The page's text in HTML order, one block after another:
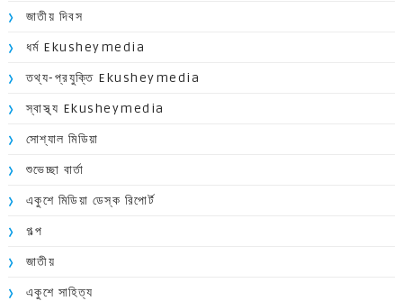
জাতীয় দিবস
ধর্ম Ekusheymedia
তথ্য-প্রযুক্তি Ekusheymedia
স্বাস্থ্য Ekusheymedia
সোশ্যাল মিডিয়া
শুভেচ্ছা বার্তা
একুশে মিডিয়া ডেস্ক রিপোর্ট
গল্প
জাতীয়
একুশে সাহিত্য